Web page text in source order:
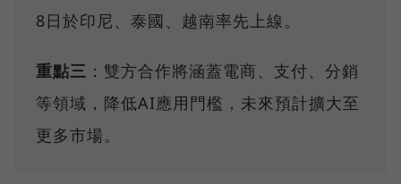
8日於印尼、泰國、越南率先上線。
重點三 ：雙方合作將涵蓋電商、支付、分銷
等領域，降低AI應用門檻，未來預計擴大至
更多市場。